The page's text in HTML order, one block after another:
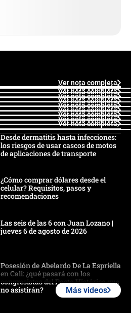
Ver nota completa
Ver nota completa
Ver nota completa
Ver nota completa
Ver nota completa
Ver nota completa
Ver nota completa
Ver nota completa
Ver nota completa
Ver nota completa
Desde dermatitis hasta infecciones:
los riesgos de usar cascos de motos
de aplicaciones de transporte
¿Cómo comprar dólares desde el
celular? Requisitos, pasos y
recomendaciones
Las seis de las 6 con Juan Lozano |
jueves 6 de agosto de 2026
Posesión de Abelardo De La Espriella
en Cali: ¿qué pasará con los
congresistas del Pacto Histórico que
no asistirán?
Más videos